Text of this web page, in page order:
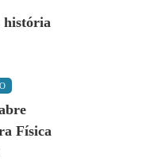
história
Física